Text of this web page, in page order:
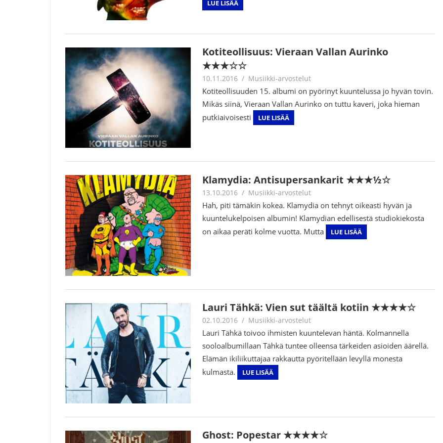
LUE LISÄÄ
Kotiteollisuus: Vieraan Vallan Aurinko
★★★☆☆
10.11.2016 Juha Kaunisto
Musiikki-arvostelut
Kotiteollisuuden 15. albumi on pyörinyt kuuntelussa jo hyvän tovin.
Mikäs siinä, Vieraan Vallan Aurinko on tuttu kaveri, joka hieman
putkiaivoisesti
LUE LISÄÄ
Klamydia: Antisupersankarit ★★★½☆
13.10.2016 Juha Kaunisto
Musiikki-arvostelut
Hah, piti tämäkin kokea. Klamydia on tehnyt oikeasti hyvän ja
kuuntelukelpoisen albumin! Klamydian edellisestä studiokiekosta
on aikaa peräti kolme vuotta. Mutta
LUE LISÄÄ
Lauri Tähkä: Vien sut täältä kotiin ★★★★☆
02.10.2016 Juha Kaunisto
Musiikki-arvostelut
Lauri Tähkä toivoo ihmisten kuuntelevan häntä. Kolmannella
sooloalbumillaan Tähkä tuntee olleensa tärkeiden asioiden äärellä.
Elämän ikiliikuttajaa rakkautta pyöritellään levyllä monesta
kulmasta.
LUE LISÄÄ
Ghost: Popestar ★★★★☆